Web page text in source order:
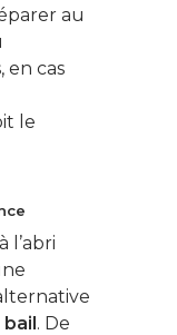
au
en cas
le
l’abri
bail. De
contenu vous
? Cliquez